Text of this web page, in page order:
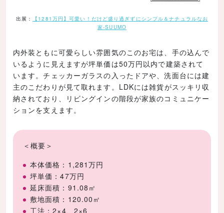
出展：
【1281万円】可愛い！だけど盛り過ぎずにシンプル＆ナチュラルなお
家-SUUMO
内外装ともに可愛らしい雰囲気のこのお宅は、手の込んで
いるように見えますが坪単価は50万円以内で建築されて
います。チェッカーガラスの入ったドアや、洗面台には建
主のこだわりが見て取れます。LDKには雑貨がスッキリ収
納されており、リビングインの階段が家族のコミュニケー
ションを支えます。
＜概要＞
本体価格：1,281万円
坪単価：47万円
延床面積：91.08㎡
敷地面積：120.00㎡
工法：2×4、2×6